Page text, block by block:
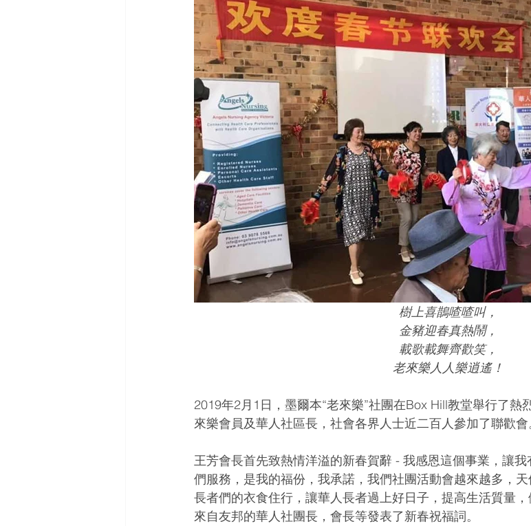
樹上喜鵲喳喳叫，
金豬迎春真熱鬧，
載歌載舞齊歡笑，
老來樂人人樂逍遙！
2019年2月1日，墨爾本“老來樂”社團在Box Hill教堂舉行了熱
來樂會員及華人社區長，社會各界人士近二百人參加了聯歡會
王芳會長首先致熱情洋溢的新春賀辭 - 我感恩這個事業，讓
們服務，是我的福份，我承諾，我們社團活動會越來越多，
長者們的衣食住行，讓華人長者過上好日子，提高生活質量
來自友邦的華人社團長，會長等發表了新春祝福詞。